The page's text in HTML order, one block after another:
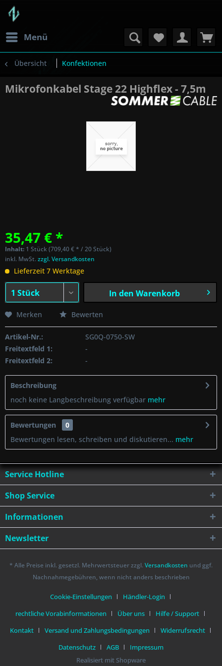
Menü
Übersicht Konfektionen
Mikrofonkabel Stage 22 Highflex - 7,5m
35,47 € *
Inhalt: 1 Stück (709,40 € * / 20 Stück)
inkl. MwSt.zzgl. Versandkosten
Lieferzeit 7 Werktage
In den Warenkorb
Merken Bewerten
Artikel-Nr.:
SG0Q-0750-SW
Freitextfeld 1:
-
Freitextfeld 2:
-
Beschreibung
noch keine Langbeschreibung verfügbar mehr
Bewertungen
0
Bewertungen lesen, schreiben und diskutieren... mehr
Service Hotline
Shop Service
Informationen
Newsletter
* Alle Preise inkl. gesetzl. Mehrwertsteuer zzgl. Versandkosten und ggf.
Nachnahmegebühren, wenn nicht anders beschrieben
Cookie-Einstellungen
Händler-Login
rechtliche Vorabinformationen
Über uns
Hilfe / Support
Kontakt
Versand und Zahlungsbedingungen
Widerrufsrecht
Datenschutz
AGB
Impressum
Realisiert mit Shopware